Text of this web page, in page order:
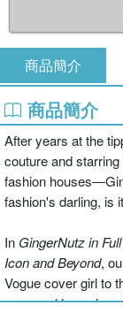
商品簡介
商品簡介
After years at the
couture and
fashion
fashion's darling, is
In GingerNutz in
Icon and Beyond,
Vogue cover girl to
wear and how she